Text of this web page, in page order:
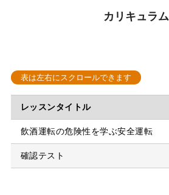
カリキュラム
レッスンタイトル
飲酒運転の危険性を学ぶ安全運転
確認テスト